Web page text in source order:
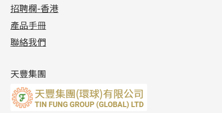
十字閃O鏈系列
十字錘打鏈系列
側身車花鏈系列
側身鏈系列
雙十字鏈系列
水波鏈系列
蛇骨鏈系列
鏈尾系列
梅花迫系列
平臺迫系列
綫拍系列
美拍系列
耳環扣系列
耳綫/耳鈎系列
耳環爪頭
耳環
調節珠系列
生圈扣系列
龍蝦扣系列
鴨俐制系列
字母吊墜
相盒吊墜
項鏈吊墜
生肖吊墜
珠盤系列
袖口鈕系列
焊片及鐳射綫
空心車花管
珠類配件
無孔光身珠
空心光身珠
無孔批花珠
車花片
動感車花片
鑲口戒指
鑲口手鏈系列
戒指系列
空心耳環
空心车花管首饰链
空心手鐲系列
千足金
記憶金屬系列
記憶戒指
拉簧珠珠手鏈
記憶鈦手鐲
各項證書(2)
相片集(9)
展覽會資訊
最新產品資訊
招聘欄-香港
產品手冊
聯絡我們
天豐集團